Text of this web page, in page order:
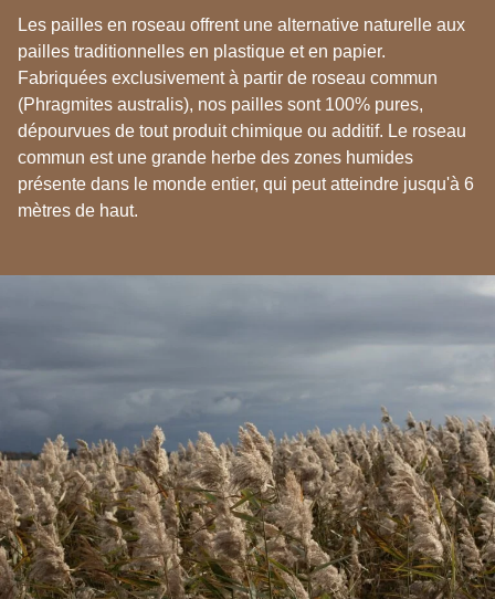
Les pailles en roseau offrent une alternative naturelle aux
pailles traditionnelles en plastique et en papier.
Fabriquées exclusivement à partir de roseau commun
(Phragmites australis), nos pailles sont 100% pures,
dépourvues de tout produit chimique ou additif. Le roseau
commun est une grande herbe des zones humides
présente dans le monde entier, qui peut atteindre jusqu'à 6
mètres de haut.